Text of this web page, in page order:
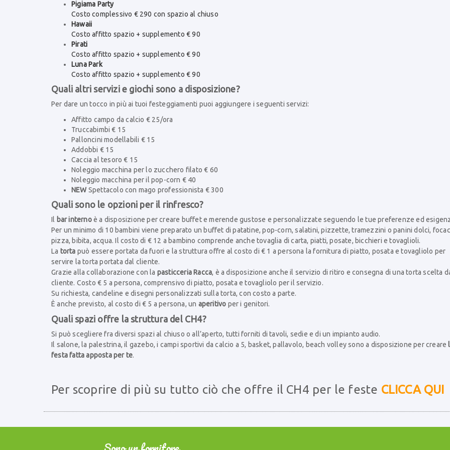
Pigiama Party
Costo complessivo € 290 con spazio al chiuso
Hawaii
Costo affitto spazio + supplemento € 90
Pirati
Costo affitto spazio + supplemento € 90
Luna Park
Costo affitto spazio + supplemento € 90
Quali altri servizi e giochi sono a disposizione?
Per dare un tocco in più ai tuoi festeggiamenti puoi aggiungere i seguenti servizi:
Affitto campo da calcio € 25/ora
Truccabimbi € 15
Palloncini modellabili € 15
Addobbi € 15
Caccia al tesoro € 15
Noleggio macchina per lo zucchero filato € 60
Noleggio macchina per il pop-corn € 40
NEW Spettacolo con mago professionista € 300
Quali sono le opzioni per il rinfresco?
Il bar internoè a disposizione per creare buffet e merende gustose e personalizzate seguendo le tue preferenze ed
Per un minimo di 10 bambini viene preparato un buffet di patatine, pop-corn, salatini, pizzette, tramezzini o panini dolci,
pizza, bibita, acqua. Il costo di € 12 a bambino comprende anche tovaglia di carta, piatti, posate, bicchieri e tovaglioli.
La torta può essere portata da fuori e la struttura offre al costo di € 1 a persona la fornitura di piatto, posata e tovagliolo per
servire la torta portata dal cliente.
Grazie alla collaborazione con la pasticceria Racca, è a disposizione anche il servizio di ritiro e consegna di una torta scelta
cliente. Costo € 5 a persona, comprensivo di piatto, posata e tovagliolo per il servizio.
Su richiesta, candeline e disegni personalizzati sulla torta, con costo a parte.
È anche previsto, al costo di € 5 a persona, un aperitivo per i genitori.
Quali spazi offre la struttura del CH4?
Si può scegliere fra diversi spazi al chiuso o all’aperto, tutti forniti di tavoli, sedie e di un impianto audio.
Il salone, la palestrina, il gazebo, i campi sportivi da calcio a 5, basket, pallavolo, beach volley sono a disposizione per creare
festa fatta apposta per te.
Per scoprire di più su tutto ciò che offre il CH4 per le feste CLICCA QUI